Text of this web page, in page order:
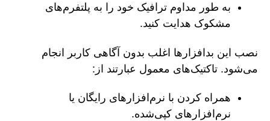
به طور مداوم ترافیک خود را به پلتفرم‌های
مشکوک هدایت کنید.
نصب این بدافزارها اغلب بدون آگاهی کاربر انجام
می‌شود. تاکتیک‌های معمول عبارتند از:
همراه کردن با نرم‌افزارهای رایگان یا
نرم‌افزارهای کپی‌شده.